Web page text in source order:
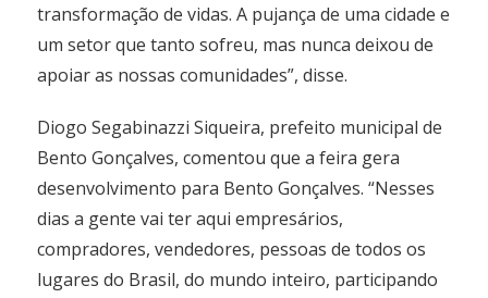
transformação de vidas. A pujança de uma cidade e
um setor que tanto sofreu, mas nunca deixou de
apoiar as nossas comunidades”, disse.
Diogo Segabinazzi Siqueira, prefeito municipal de
Bento Gonçalves, comentou que a feira gera
desenvolvimento para Bento Gonçalves. “Nesses
dias a gente vai ter aqui empresários,
compradores, vendedores, pessoas de todos os
lugares do Brasil, do mundo inteiro, participando